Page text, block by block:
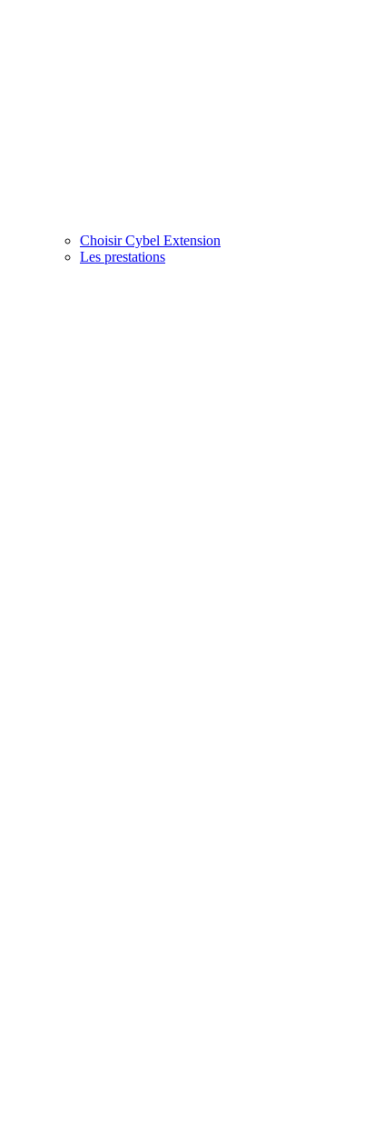
Choisir Cybel Extension
Les prestations